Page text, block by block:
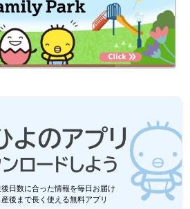
日数に合った情報を毎日お届け
後まで長く使える無料アプリ